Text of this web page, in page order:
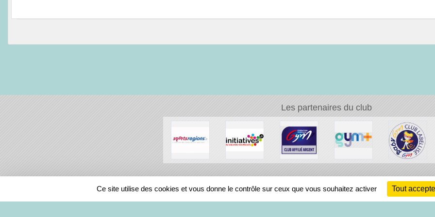
Les partenaires du club
REGIONS
Ce site utilise des cookies et vous donne le contrôle sur ceux que vous souhaitez activer Tout